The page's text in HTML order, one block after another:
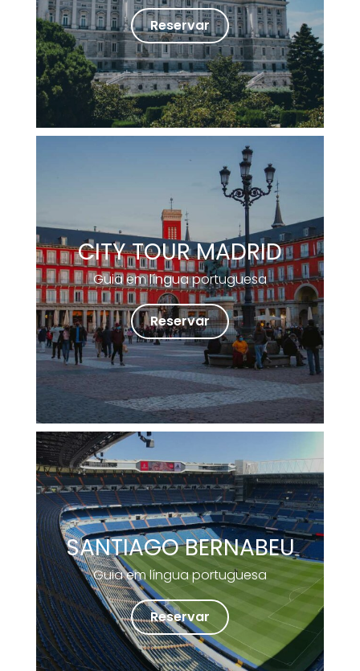
Reservar
CITY TOUR MADRID
Guia em língua portuguesa
Reservar
SANTIAGO BERNABEU
Guia em língua portuguesa
Reservar